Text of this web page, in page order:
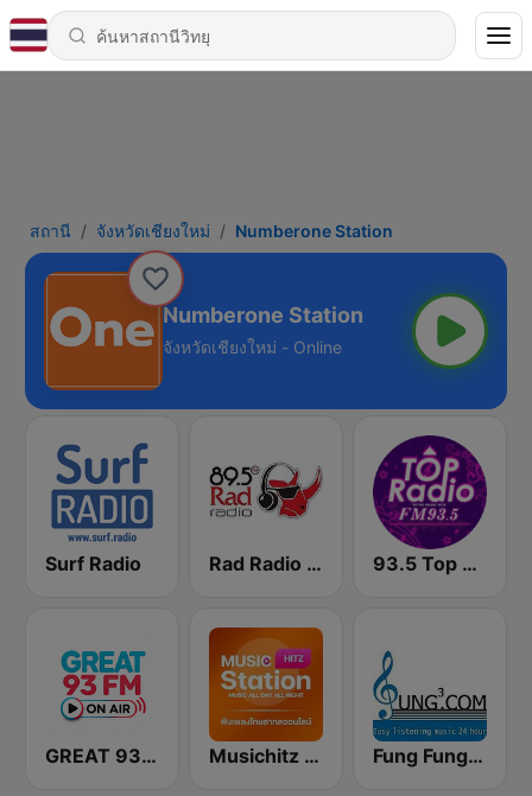
สถานี จังหวัดเชียงใหม่ Numberone Station
Numberone Station
จังหวัดเชียงใหม่ - Online
Surf Radio Rad Radio 89.5 93.5 Top Radio FM
GREAT 93 | ONAIR Musichitz Radio Music All Day All Night Fung Fung Fung Bangkok